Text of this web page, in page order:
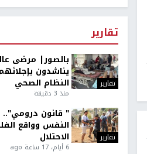
تقارير
تقارير
بالصور| مرضى
يناشدون
النظام الصحي
منذ 3 دقيقة
تقارير
" قانون درومي"..
النفس وواقع
الاحتلال
6 أيام، 17 ساعة ago